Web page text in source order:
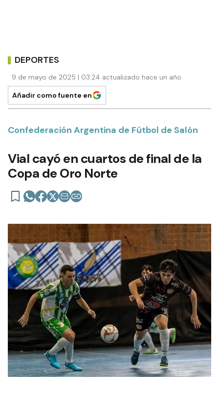
DEPORTES
9 de mayo de 2025 | 03:24 actualizado hace un año
Añadir como fuente en
Confederación Argentina de Fútbol de Salón
Vial cayó en cuartos de final de la
Copa de Oro Norte